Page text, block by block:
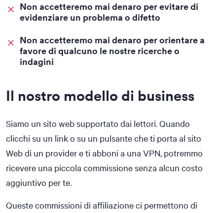
Non accetteremo mai denaro per evitare di
evidenziare un problema o difetto
Non accetteremo mai denaro per orientare a
favore di qualcuno le nostre ricerche o
indagini
Il nostro modello di business
Siamo un sito web supportato dai lettori. Quando
clicchi su un link o su un pulsante che ti porta al sito
Web di un provider e ti abboni a una VPN, potremmo
ricevere una piccola commissione senza alcun costo
aggiuntivo per te.
Queste commissioni di affiliazione ci permettono di